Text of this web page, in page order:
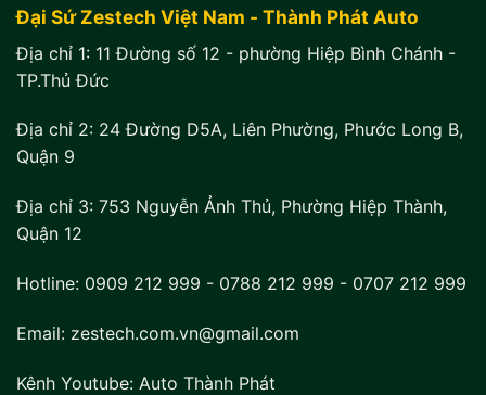
Đại Sứ Zestech Việt Nam - Thành Phát Auto
Địa chỉ 1: 11 Đường số 12 - phường Hiệp Bình Chánh -
TP.Thủ Đức
Địa chỉ 2: 24 Đường D5A, Liên Phường, Phước Long B,
Quận 9
Địa chỉ 3: 753 Nguyễn Ảnh Thủ, Phường Hiệp Thành,
Quận 12
Hotline: 0909 212 999 - 0788 212 999 - 0707 212 999
Email: zestech.com.vn@gmail.com
Kênh Youtube: Auto Thành Phát